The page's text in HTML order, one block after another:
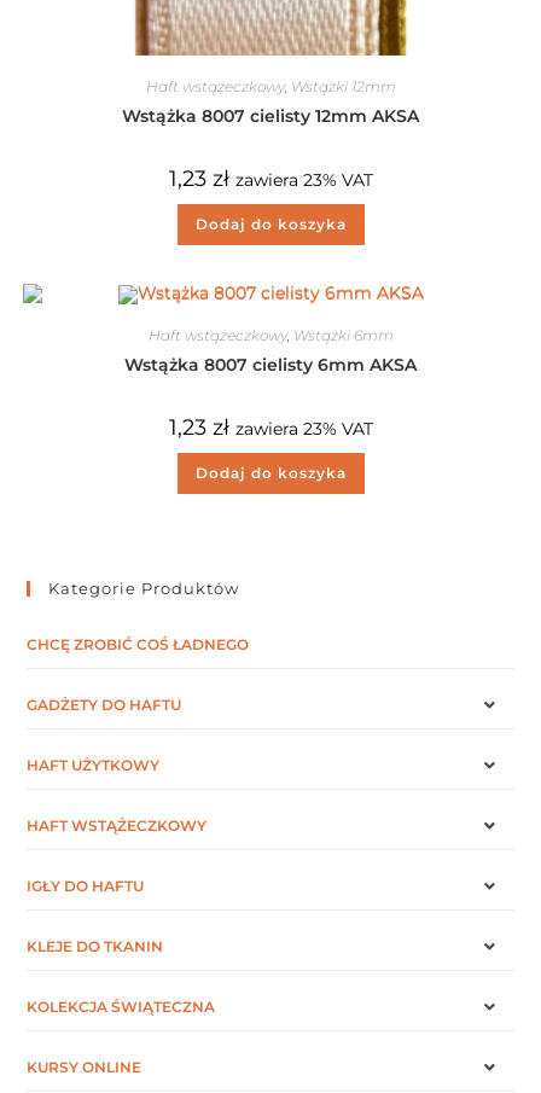
Haft wstążeczkowy, Wstążki 12mm
Wstążka 8007 cielisty 12mm AKSA
1,23 zł zawiera 23% VAT
Dodaj do koszyka
Haft wstążeczkowy, Wstążki 6mm
Wstążka 8007 cielisty 6mm AKSA
1,23 zł zawiera 23% VAT
Dodaj do koszyka
Kategorie Produktów
CHCĘ ZROBIĆ COŚ ŁADNEGO
GADŻETY DO HAFTU
HAFT UŻYTKOWY
HAFT WSTĄŻECZKOWY
IGŁY DO HAFTU
KLEJE DO TKANIN
KOLEKCJA ŚWIĄTECZNA
KURSY ONLINE